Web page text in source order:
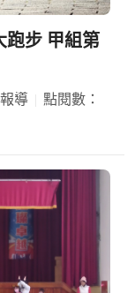
跑步 甲組第
導
點閱數：